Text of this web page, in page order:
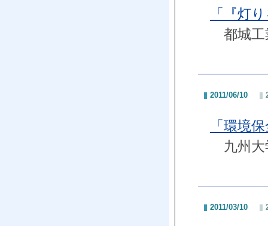
「『灯
都城工
2011/06/10
「環境
九州大
2011/03/10